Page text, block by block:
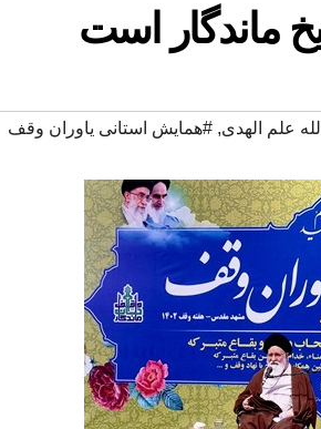
ماندگار است
علم الهدی, #همایش استانی یاوران وقف